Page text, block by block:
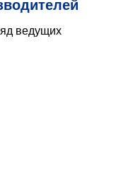
ведущих